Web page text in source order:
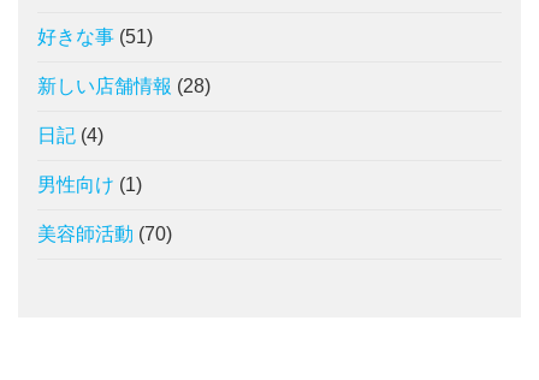
好きな事 (51)
新しい店舗情報 (28)
日記 (4)
男性向け (1)
美容師活動 (70)